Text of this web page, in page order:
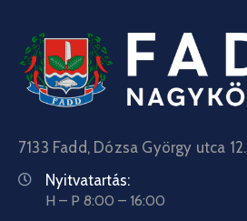
7133 Fadd, Dózsa György utca 12.
Nyitvatartás:
H – P 8:00 – 16:00